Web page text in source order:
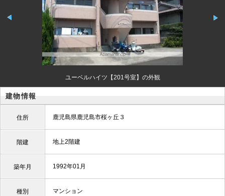
ユーベルハイツ【201号室】の外観
建物情報
住所 鹿児島県鹿児島市桜ヶ丘３
階建 地上2階建
築年月 1992年01月
種別 マンション